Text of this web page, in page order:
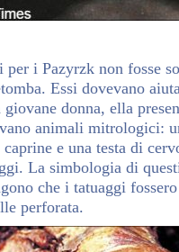
per i Pazyrzk non fosse
Essi dovevano
donna, ella
animali mitrologici:
e una testa di
La simbologia di
che i tatuaggi
perforata.